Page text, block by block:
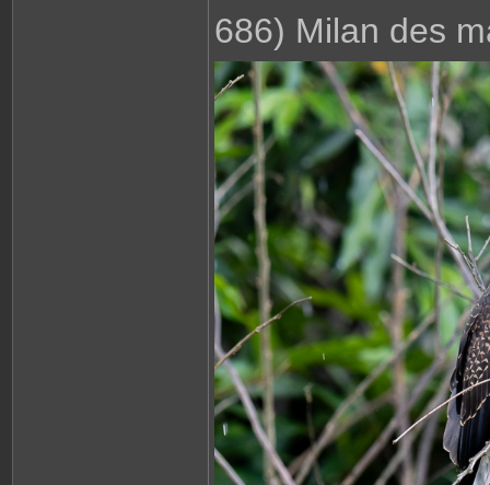
686) Milan des